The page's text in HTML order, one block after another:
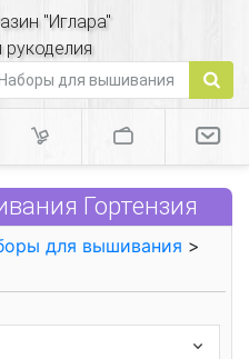
"Иглара"
Гортензия
для вышивания >